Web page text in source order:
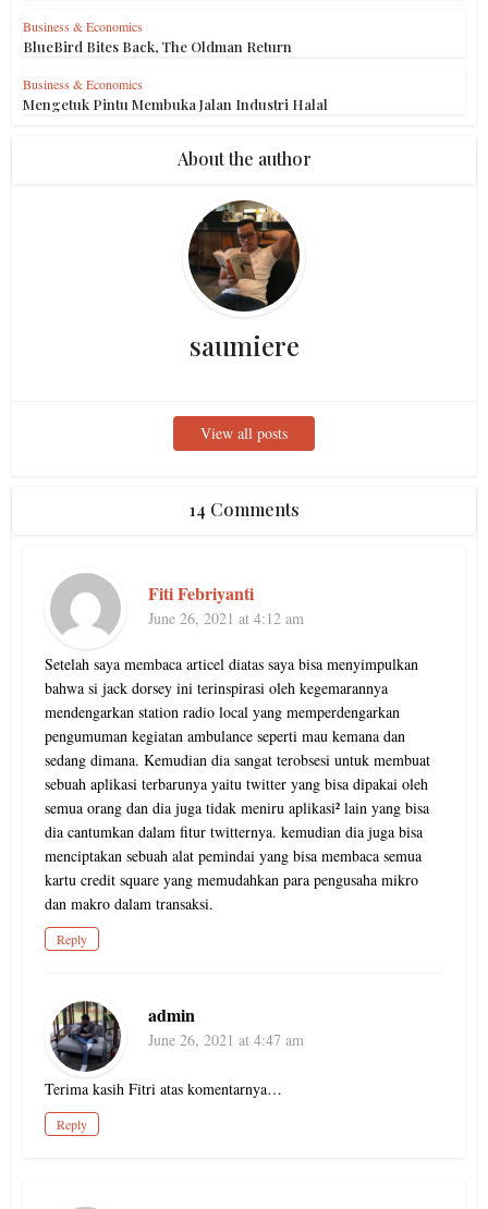
Business & Economics
BlueBird Bites Back, The Oldman Return
Business & Economics
Mengetuk Pintu Membuka Jalan Industri Halal
About the author
saumiere
View all posts
14 Comments
Fiti Febriyanti
June 26, 2021 at 4:12 am
Setelah saya membaca articel diatas saya bisa menyimpulkan
bahwa si jack dorsey ini terinspirasi oleh kegemarannya
mendengarkan station radio local yang memperdengarkan
pengumuman kegiatan ambulance seperti mau kemana dan
sedang dimana. Kemudian dia sangat terobsesi untuk membuat
sebuah aplikasi terbarunya yaitu twitter yang bisa dipakai oleh
semua orang dan dia juga tidak meniru aplikasi² lain yang bisa
dia cantumkan dalam fitur twitternya. kemudian dia juga bisa
menciptakan sebuah alat pemindai yang bisa membaca semua
kartu credit square yang memudahkan para pengusaha mikro
dan makro dalam transaksi.
Reply
admin
June 26, 2021 at 4:47 am
Terima kasih Fitri atas komentarnya…
Reply